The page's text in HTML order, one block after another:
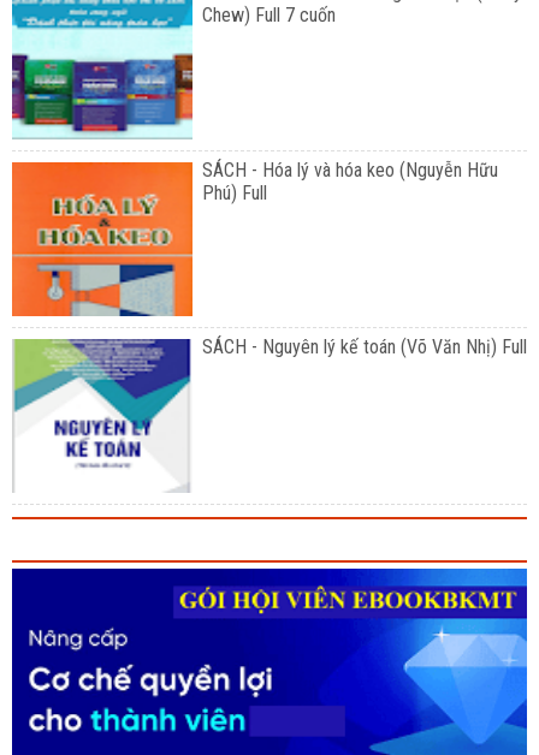
Chew) Full 7 cuốn
SÁCH - Hóa lý và hóa keo (Nguyễn Hữu
Phú) Full
SÁCH - Nguyên lý kế toán (Võ Văn Nhị) Full